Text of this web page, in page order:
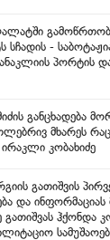
სჩადის -
პორტის
განცხადება
მხარეს რაც
ირაკლი კობახიძე
გათიშვის
და
გათიშვას ჰქონდა